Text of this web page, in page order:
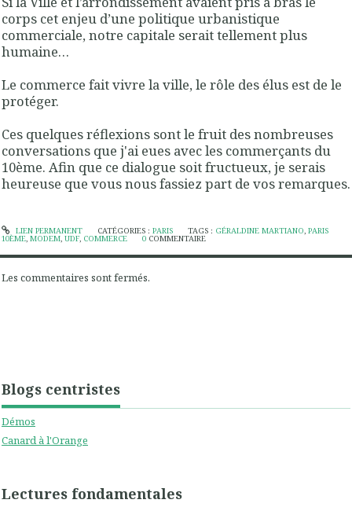
Blogs centristes
Démos
Canard à l'Orange
Lectures fondamentales
corps cet enjeu d’une politique urbanistique
commerciale, notre capitale serait tellement plus
humaine…
Le commerce fait vivre la ville, le rôle des élus est de le
protéger.
Ces quelques réflexions sont le fruit des nombreuses
conversations que j'ai eues avec les commerçants du
10ème. Afin que ce dialogue soit fructueux, je serais
heureuse que vous nous fassiez part de vos remarques.
LIEN PERMANENT CATÉGORIES : PARIS TAGS : GÉRALDINE MARTIANO,PARIS
10ÈME, MODEM, UDF, COMMERCE 0 COMMENTAIRE
Les commentaires sont fermés.